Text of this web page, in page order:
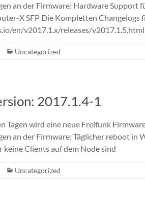
an der Firmware: Hardware Support
X SFP Die Kompletten Changelogs
en/v2017.1.x/releases/
Uncategorized
2017.1.4-1
Tagen wird eine neue Freifunk
an der Firmware: Täglicher reboot in
Clients auf dem Node sind
Uncategorized